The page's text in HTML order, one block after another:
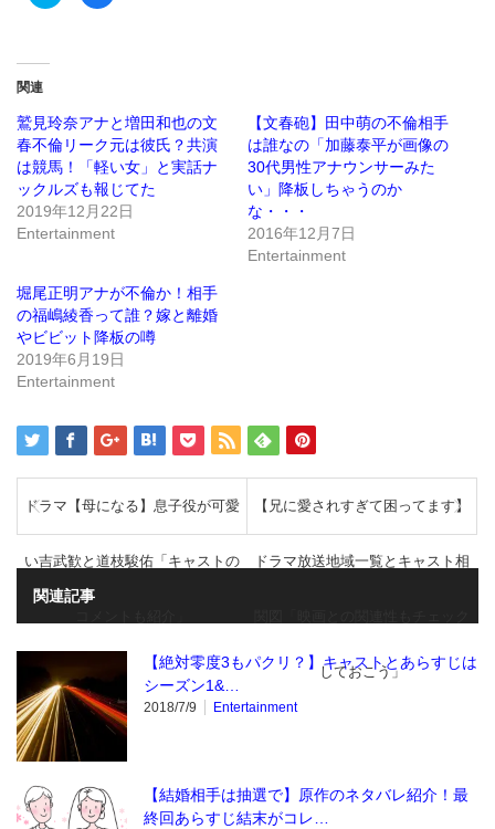
(新
し
い
ウ
ィ
ン
ド
ウ
で
開
ッ
ク
し
て
く
だ
さ
い
(新
し
ン
ド
ウ
で
開
き
ま
す)
関連
鷲見玲奈アナと増田和也の文
春不倫リーク元は彼氏？共演
は競馬！「軽い女」と実話ナ
ックルズも報じてた
2019年12月22日
Entertainment
【文春砲】田中萌の不倫相手
は誰なの「加藤泰平が画像の
30代男性アナウンサーみた
い」降板しちゃうのか
な・・・
2016年12月7日
Entertainment
堀尾正明アナが不倫か！相手
の福嶋綾香って誰？嫁と離婚
やビビット降板の噂
2019年6月19日
Entertainment
ドラマ【母になる】息子役が可愛
い吉武歓と道枝駿佑「キャストの
【兄に愛されすぎて困ってます】
ドラマ放送地域一覧とキャスト相
しておこう」
関連記事
【絶対零度3もパクリ？】キャストとあらすじは
シーズン1&…
2018/7/9 Entertainment
【結婚相手は抽選で】原作のネタバレ紹介！最
終回あらすじ結末がコレ…